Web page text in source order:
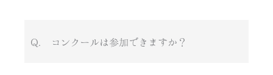
Q. コンクールは参加できますか？